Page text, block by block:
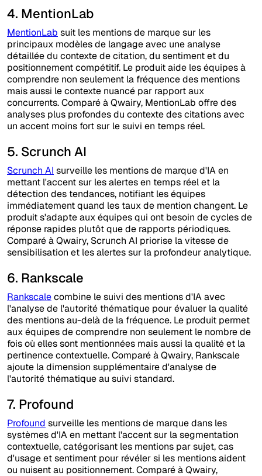
4. MentionLab
MentionLab suit les mentions de marque sur les
principaux modèles de langage avec une analyse
détaillée du contexte de citation, du sentiment et du
positionnement compétitif. Le produit aide les équipes à
comprendre non seulement la fréquence des mentions
mais aussi le contexte nuancé par rapport aux
concurrents. Comparé à Qwairy, MentionLab offre des
analyses plus profondes du contexte des citations avec
un accent moins fort sur le suivi en temps réel.
5. Scrunch AI
Scrunch AI surveille les mentions de marque d'IA en
mettant l'accent sur les alertes en temps réel et la
détection des tendances, notifiant les équipes
immédiatement quand les taux de mention changent. Le
produit s'adapte aux équipes qui ont besoin de cycles de
réponse rapides plutôt que de rapports périodiques.
Comparé à Qwairy, Scrunch AI priorise la vitesse de
sensibilisation et les alertes sur la profondeur analytique.
6. Rankscale
Rankscalecombine le suivi des mentions d'IA avec
l'analyse de l'autorité thématique pour évaluer la qualité
des mentions au-delà de la fréquence. Le produit permet
aux équipes de comprendre non seulement le nombre de
fois où elles sont mentionnées mais aussi la qualité et la
pertinence contextuelle. Comparé à Qwairy, Rankscale
ajoute la dimension supplémentaire d'analyse de
l'autorité thématique au suivi standard.
7. Profound
Profound surveille les mentions de marque dans les
systèmes d'IA en mettant l'accent sur la segmentation
contextuelle, catégorisant les mentions par sujet, cas
d'usage et sentiment pour révéler si les mentions aident
ou nuisent au positionnement. Comparé à Qwairy,